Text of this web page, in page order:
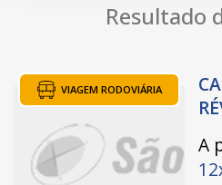
Resultado
VIAGEM RODOVIÁRIA
A